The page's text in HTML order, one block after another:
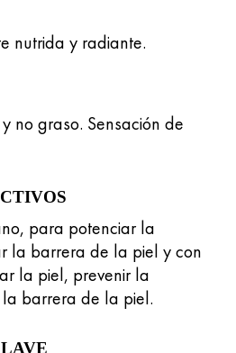
nutrida y radiante.
no graso. Sensación de
para potenciar la
la barrera de la piel y con
la piel, prevenir la
barrera de la piel.